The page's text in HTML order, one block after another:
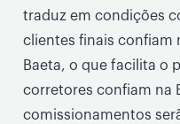
traduz em condições
clientes finais confiam
Baeta, o que facilita o
corretores confiam na
comissionamentos